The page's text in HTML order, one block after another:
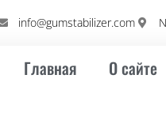
info@gumstabilizer.com
Главная О сайте